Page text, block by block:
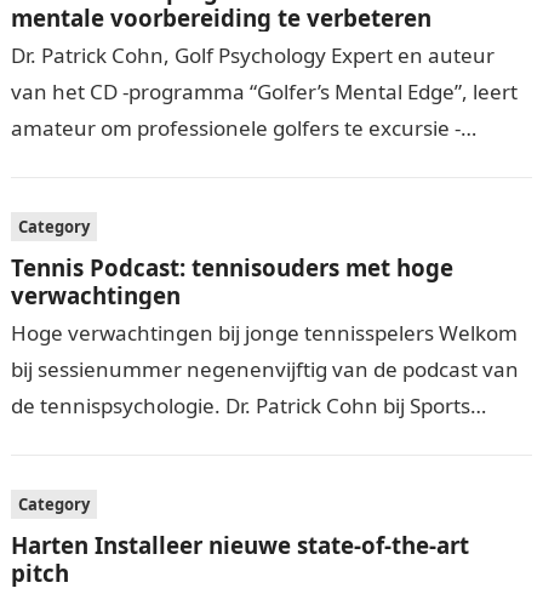
mentale voorbereiding te verbeteren
Dr. Patrick Cohn, Golf Psychology Expert en auteur
van het CD -programma “Golfer’s Mental Edge”, leert
amateur om professionele golfers te excursie -
Category
Tennis Podcast: tennisouders met hoge
verwachtingen
Hoge verwachtingen bij jonge tennisspelers Welkom
bij sessienummer negenenvijftig van de podcast van
de tennispsychologie. Dr. Patrick Cohn bij Sports
Category
Harten Installeer nieuwe state-of-the-art
pitch